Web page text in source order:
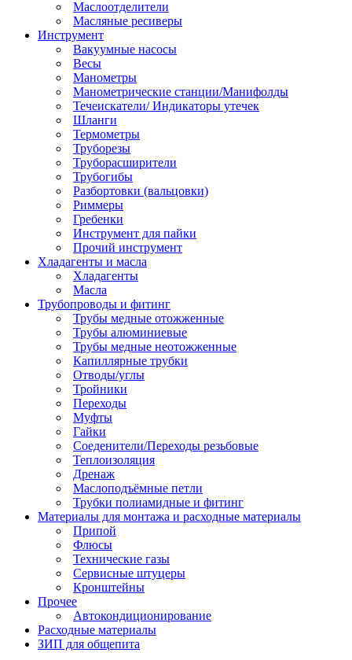
Маслоотделители
Масляные ресиверы
Инструмент
Вакуумные насосы
Весы
Манометры
Манометрические станции/Манифолды
Течеискатели/ Индикаторы утечек
Шланги
Термометры
Труборезы
Труборасширители
Трубогибы
Разбортовки (вальцовки)
Риммеры
Гребенки
Инструмент для пайки
Прочий инструмент
Хладагенты и масла
Хладагенты
Масла
Трубопроводы и фитинг
Трубы медные отожженные
Трубы алюминиевые
Трубы медные неотожженные
Капиллярные трубки
Отводы/углы
Тройники
Переходы
Муфты
Гайки
Соеденители/Переходы резьбовые
Теплоизоляция
Дренаж
Маслоподъёмные петли
Трубки полиамидные и фитинг
Материалы для монтажа и расходные материалы
Припой
Флюсы
Технические газы
Сервисные штуцеры
Кронштейны
Прочее
Автокондиционирование
Расходные материалы
ЗИП для общепита